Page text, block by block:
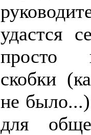
удастся
просто
скобки
не
для